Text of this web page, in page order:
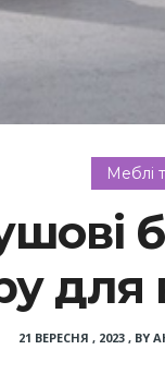
Меблі
для
21 ВЕРЕСНЯ , 2023, BY